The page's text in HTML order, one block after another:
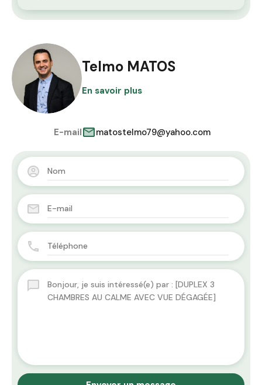
Telmo MATOS
En savoir plus
E-mail matostelmo79@yahoo.com